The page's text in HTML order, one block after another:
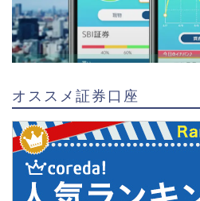
オススメ証券口座